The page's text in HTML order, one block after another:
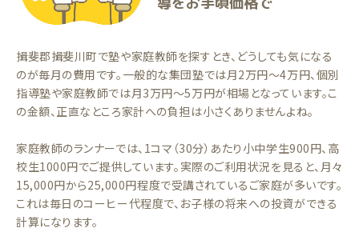
揖斐郡揖斐川町で塾や家庭教師を探すとき、どうしても気になる
のが毎月の費用です。一般的な集団塾では月2万円〜4万円、個別
指導塾や家庭教師では月3万円〜5万円が相場となっています。こ
の金額、正直なところ家計への負担は小さくありませんよね。
家庭教師のランナーでは、1コマ（30分）あたり小中学生900円、高
校生1000円でご提供しています。実際のご利用状況を見ると、月々
15,000円から25,000円程度で受講されているご家庭が多いです。
これは毎日のコーヒー代程度で、お子様の将来への投資ができる
計算になります。